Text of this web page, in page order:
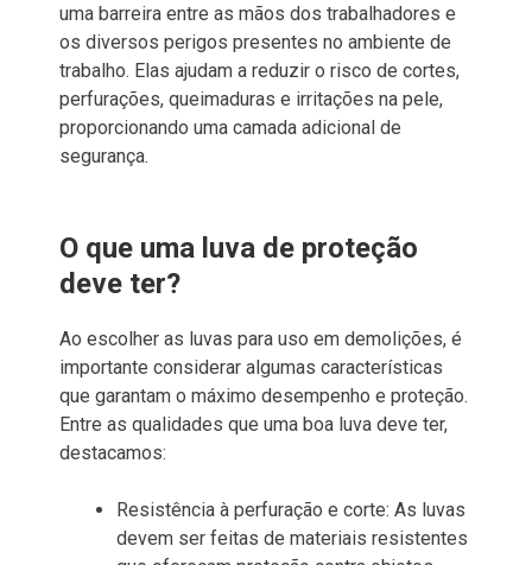
uma barreira entre as mãos dos trabalhadores e
os diversos perigos presentes no ambiente de
trabalho. Elas ajudam a reduzir o risco de cortes,
perfurações, queimaduras e irritações na pele,
proporcionando uma camada adicional de
segurança.
O que uma luva de proteção
deve ter?
Ao escolher as luvas para uso em demolições, é
importante considerar algumas características
que garantam o máximo desempenho e proteção.
Entre as qualidades que uma boa luva deve ter,
destacamos:
Resistência à perfuração e corte: As luvas
devem ser feitas de materiais resistentes